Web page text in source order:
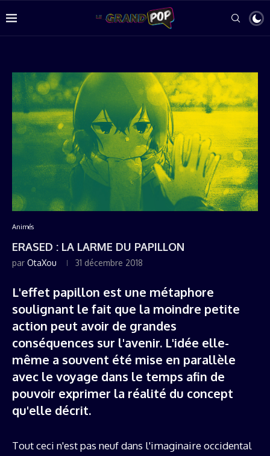
Animés
ERASED : LA LARME DU PAPILLON
par OtaXou 31 décembre 2018
L'effet papillon est une métaphore
soulignant le fait que la moindre petite
action peut avoir de grandes
conséquences sur l'avenir. L'idée elle-
même a souvent été mise en parallèle
avec le voyage dans le temps afin de
pouvoir exprimer la réalité du concept
qu'elle décrit.
Tout ceci n'est pas neuf dans l'imaginaire occidental